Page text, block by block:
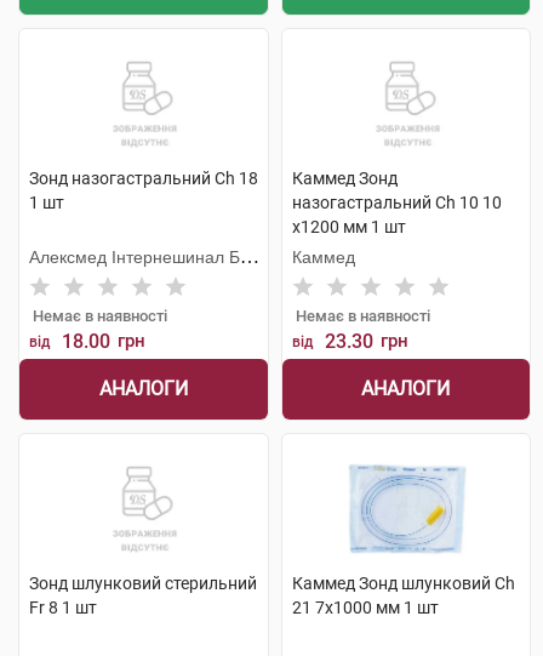
Зонд назогастральний Ch 18
1 шт
Алексмед Інтернешинал Б.
В.
Немає в наявності
від 18.00 грн
АНАЛОГИ
Каммед Зонд
назогастральний Ch 10 10
х1200 мм 1 шт
Каммед
Немає в наявності
від 23.30 грн
АНАЛОГИ
Зонд шлунковий стерильний
Fr 8 1 шт
Каммед Зонд шлунковий Ch
21 7х1000 мм 1 шт